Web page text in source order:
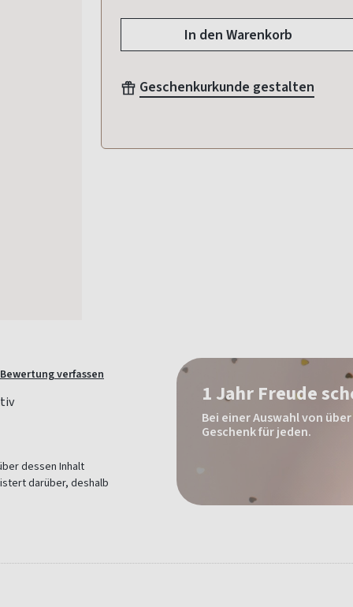
In den Warenkorb
Geschenkurkunde gestalten
verfassen
dessen Inhalt
darüber, deshalb
1 Jahr Freude
Bei einer Auswahl von
Geschenk für jeden.